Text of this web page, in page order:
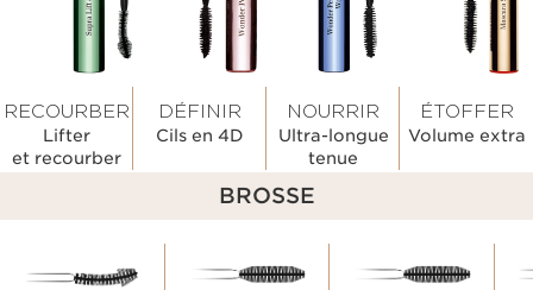
RECOURBER
Lifter
et recourber
DÉFINIR
Cils en 4D
NOURRIR
Ultra-longue
tenue
ÉTOFFER
Volume extra
BROSSE